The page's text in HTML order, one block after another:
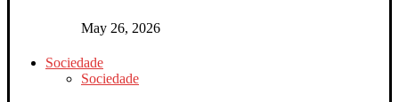
May 26, 2026
Sociedade
Sociedade